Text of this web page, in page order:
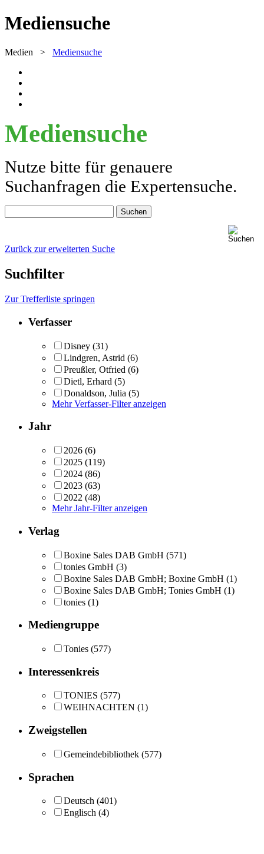
Mediensuche
Medien > Mediensuche
Mediensuche
Nutze bitte für genauere
Suchanfragen die Expertensuche.
Zurück zur erweiterten Suche
Suchfilter
Zur Trefferliste springen
Verfasser
Disney (31)
Lindgren, Astrid (6)
Preußler, Otfried (6)
Dietl, Erhard (5)
Donaldson, Julia (5)
Mehr Verfasser-Filter anzeigen
Jahr
2026 (6)
2025 (119)
2024 (86)
2023 (63)
2022 (48)
Mehr Jahr-Filter anzeigen
Verlag
Boxine Sales DAB GmbH (571)
tonies GmbH (3)
Boxine Sales DAB GmbH; Boxine GmbH (1)
Boxine Sales DAB GmbH; Tonies GmbH (1)
tonies (1)
Mediengruppe
Tonies (577)
Interessenkreis
TONIES (577)
WEIHNACHTEN (1)
Zweigstellen
Gemeindebibliothek (577)
Sprachen
Deutsch (401)
Englisch (4)